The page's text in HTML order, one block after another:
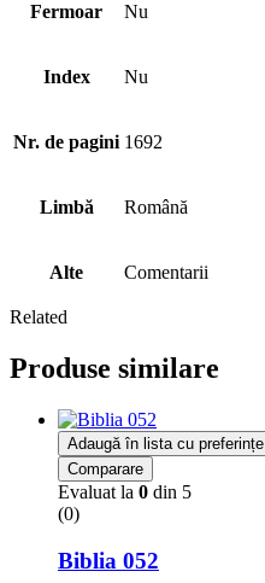
Fermoar Nu
Index Nu
Nr. de pagini 1692
Limbă Română
Alte Comentarii
Related
Produse similare
Adaugă în lista cu preferințe
Comparare
Evaluat la 0 din 5
(0)
Biblia 052